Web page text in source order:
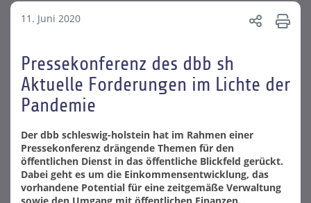
11. Juni 2020
Pressekonferenz des dbb sh
Aktuelle Forderungen im Lichte der
Pandemie
Der dbb schleswig-holstein hat im Rahmen einer
Pressekonferenz drängende Themen für den
öffentlichen Dienst in das öffentliche Blickfeld gerückt.
Dabei geht es um die Einkommensentwicklung, das
vorhandene Potential für eine zeitgemäße Verwaltung